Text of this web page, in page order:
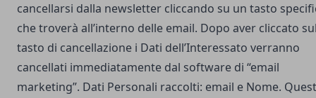
cancellarsi dalla newsletter cliccando su un tasto
che troverà all’interno delle email. Dopo aver cliccato
tasto di cancellazione i Dati dell’Interessato verranno
cancellati immediatamente dal software di “email
marketing”. Dati Personali raccolti: email e Nome.